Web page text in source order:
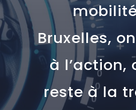
Bruxelles,
à l’action,
reste à la